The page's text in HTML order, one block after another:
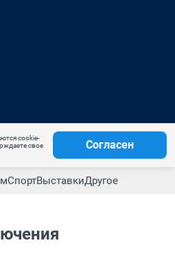
cookie-
свое
Согласен
СпортВыставкиДругое